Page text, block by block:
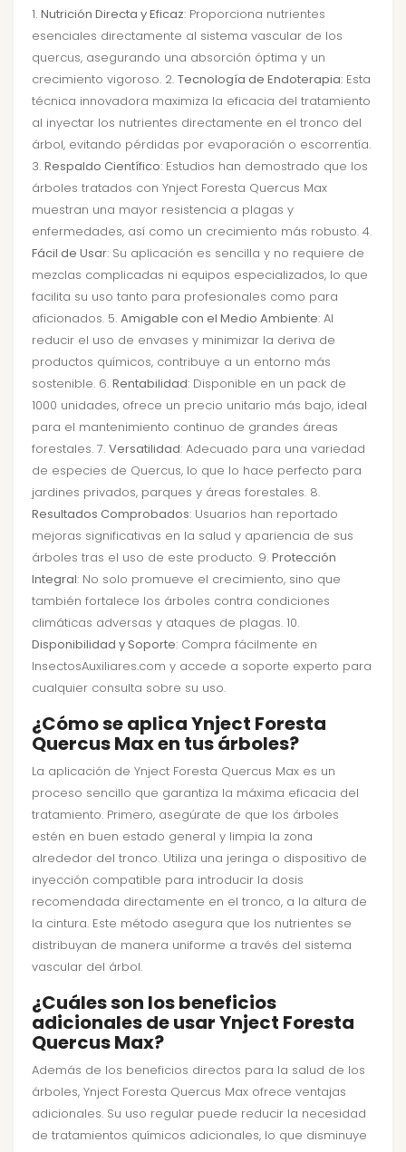
1. Nutrición Directa y Eficaz: Proporciona nutrientes
esenciales directamente al sistema vascular de los
quercus, asegurando una absorción óptima y un
crecimiento vigoroso. 2. Tecnología de Endoterapia: Esta
técnica innovadora maximiza la eficacia del tratamiento
al inyectar los nutrientes directamente en el tronco del
árbol, evitando pérdidas por evaporación o escorrentía.
3. Respaldo Científico: Estudios han demostrado que los
árboles tratados con Ynject Foresta Quercus Max
muestran una mayor resistencia a plagas y
enfermedades, así como un crecimiento más robusto. 4.
Fácil de Usar: Su aplicación es sencilla y no requiere de
mezclas complicadas ni equipos especializados, lo que
facilita su uso tanto para profesionales como para
aficionados. 5. Amigable con el Medio Ambiente: Al
reducir el uso de envases y minimizar la deriva de
productos químicos, contribuye a un entorno más
sostenible. 6. Rentabilidad: Disponible en un pack de
1000 unidades, ofrece un precio unitario más bajo, ideal
para el mantenimiento continuo de grandes áreas
forestales. 7. Versatilidad: Adecuado para una variedad
de especies de Quercus, lo que lo hace perfecto para
jardines privados, parques y áreas forestales. 8.
Resultados Comprobados: Usuarios han reportado
mejoras significativas en la salud y apariencia de sus
árboles tras el uso de este producto. 9. Protección
Integral: No solo promueve el crecimiento, sino que
también fortalece los árboles contra condiciones
climáticas adversas y ataques de plagas. 10.
Disponibilidad y Soporte: Compra fácilmente en
InsectosAuxiliares.com y accede a soporte experto para
cualquier consulta sobre su uso.
¿Cómo se aplica Ynject Foresta
Quercus Max en tus árboles?
La aplicación de Ynject Foresta Quercus Max es un
proceso sencillo que garantiza la máxima eficacia del
tratamiento. Primero, asegúrate de que los árboles
estén en buen estado general y limpia la zona
alrededor del tronco. Utiliza una jeringa o dispositivo de
inyección compatible para introducir la dosis
recomendada directamente en el tronco, a la altura de
la cintura. Este método asegura que los nutrientes se
distribuyan de manera uniforme a través del sistema
vascular del árbol.
¿Cuáles son los beneficios
adicionales de usar Ynject Foresta
Quercus Max?
Además de los beneficios directos para la salud de los
árboles, Ynject Foresta Quercus Max ofrece ventajas
adicionales. Su uso regular puede reducir la necesidad
de tratamientos químicos adicionales, lo que disminuye